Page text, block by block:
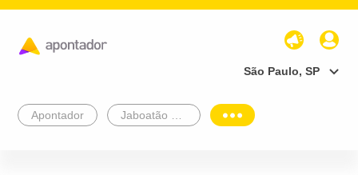
São Paulo, SP
Apontador